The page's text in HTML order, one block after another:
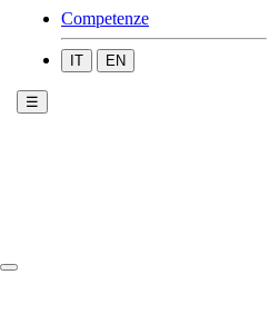
Competenze
IT EN
☰